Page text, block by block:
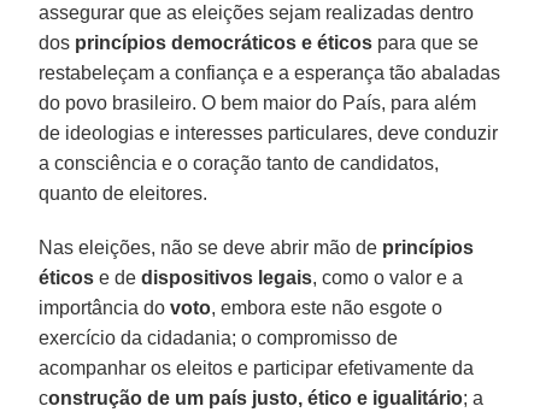
assegurar que as eleições sejam realizadas dentro
dos princípios democráticos e éticos para que se
restabeleçam a confiança e a esperança tão abaladas
do povo brasileiro. O bem maior do País, para além
de ideologias e interesses particulares, deve conduzir
a consciência e o coração tanto de candidatos,
quanto de eleitores.
Nas eleições, não se deve abrir mão de princípios
éticos e dedispositivos legais, como o valor e a
importância dovoto, embora este não esgote o
exercício da cidadania; o compromisso de
acompanhar os eleitos e participar efetivamente da
construção de um país justo, ético e igualitário; a